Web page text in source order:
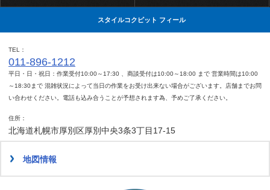
スタイルコクピット フィール
TEL
011-896-1212
平日・日・祝日：作業受付10:00～17:30 、商談受付は10:00～18:00 まで 営業時間は10:00
～18:30まで 混雑状況によって当日の作業をお受け出来ない場合がございます。店舗までお問
い合わせください。電話も込み合うことが予想されます為、予めご了承ください。
住所
北海道札幌市厚別区厚別中央3条3丁目17-15
地図情報